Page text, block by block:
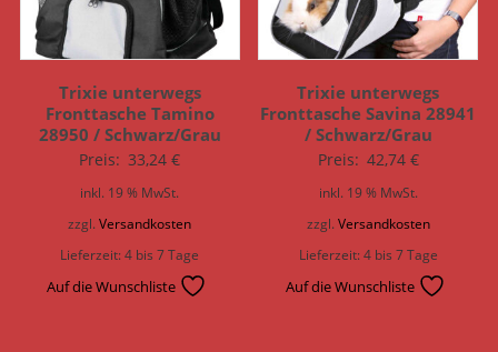
Trixie unterwegs
Fronttasche Tamino
28950 / Schwarz/Grau
Preis: 33,24€
inkl. 19 % MwSt.
zzgl.Versandkosten
Lieferzeit:4 bis 7 Tage
Auf die Wunschliste
Trixie unterwegs
Fronttasche Savina 28941
/ Schwarz/Grau
Preis: 42,74 €
inkl. 19 % MwSt.
zzgl. Versandkosten
Lieferzeit:4 bis 7 Tage
Auf die Wunschliste